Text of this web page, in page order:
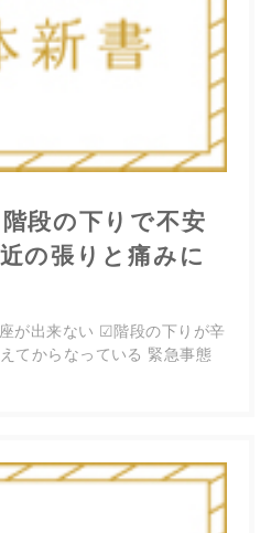
段の下りで不安
の張りと痛みに
が出来ない ☑︎階段の下りが辛
てからなっている 緊急事態